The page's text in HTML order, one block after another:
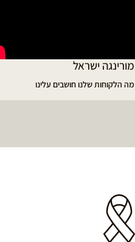
ממליץ על מוצרי מורינגה איכותיים
מבית מורינגה ישראל - כפר חיים